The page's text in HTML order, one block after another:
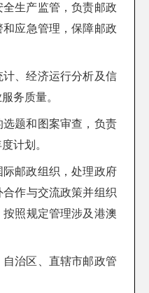
全生产监管，负责邮政
应急管理，保障邮政
计、经济运行分析及信
务质量。
选题和图案审查，负责
计划。
际邮政组织，处理政府
作与交流政策并组织
照规定管理涉及港澳
自治区、直辖市邮政管